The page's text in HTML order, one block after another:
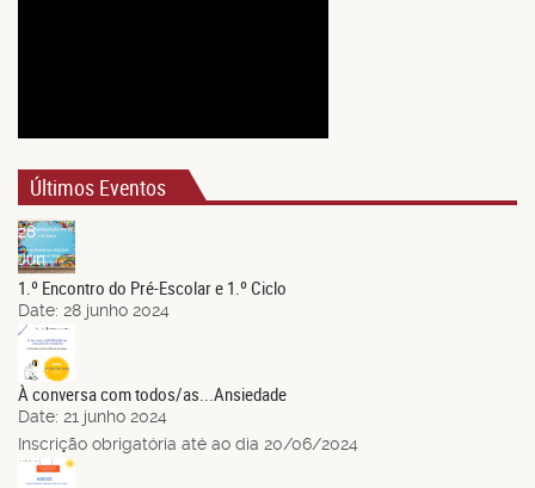
Últimos Eventos
28
Jun.
1.º Encontro do Pré-Escolar e 1.º Ciclo
Date: 28 junho 2024
21
Jun.
À conversa com todos/as...Ansiedade
Date: 21 junho 2024
Inscrição obrigatória até ao dia 20/06/2024